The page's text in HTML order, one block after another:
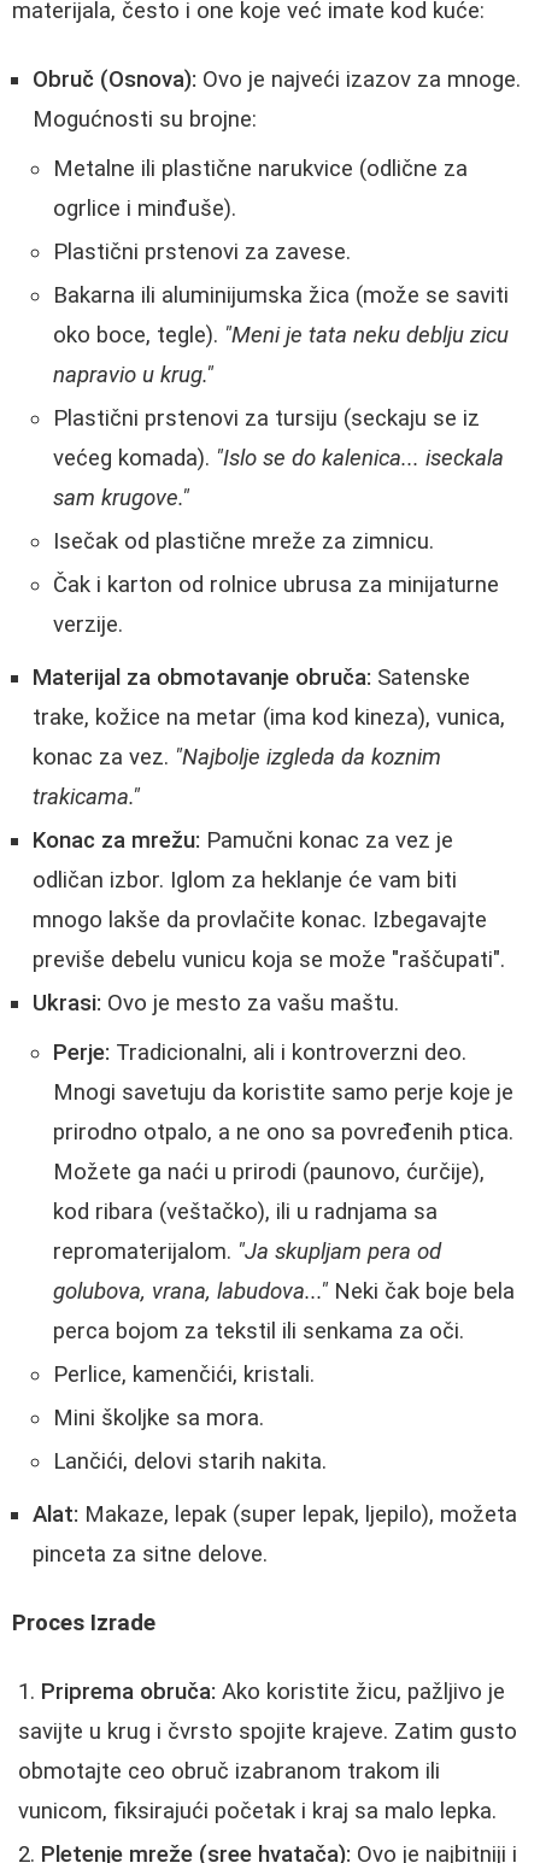
materijala, često i one koje već imate kod kuće:
Obruč (Osnova): Ovo je najveći izazov za mnoge.
Mogućnosti su brojne:
Metalne ili plastične narukvice (odlične za
ogrlice i minđuše).
Plastični prstenovi za zavese.
Bakarna ili aluminijumska žica (može se saviti
oko boce, tegle). "Meni je tata neku deblju zicu
napravio u krug."
Plastični prstenovi za tursiju (seckaju se iz
većeg komada). "Islo se do kalenica... iseckala
sam krugove."
Isečak od plastične mreže za zimnicu.
Čak i karton od rolnice ubrusa za minijaturne
verzije.
Materijal za obmotavanje obruča: Satenske
trake, kožice na metar (ima kod kineza), vunica,
konac za vez. "Najbolje izgleda da koznim
trakicama."
Konac za mrežu: Pamučni konac za vez je
odličan izbor. Iglom za heklanje će vam biti
mnogo lakše da provlačite konac. Izbegavajte
previše debelu vunicu koja se može "raščupati".
Ukrasi: Ovo je mesto za vašu maštu.
Perje: Tradicionalni, ali i kontroverzni deo.
Mnogi savetuju da koristite samo perje koje je
prirodno otpalo, a ne ono sa povređenih ptica.
Možete ga naći u prirodi (paunovo, ćurčije),
kod ribara (veštačko), ili u radnjama sa
repromaterijalom. "Ja skupljam pera od
golubova, vrana, labudova..." Neki čak boje bela
perca bojom za tekstil ili senkama za oči.
Perlice, kamenčići, kristali.
Mini školjke sa mora.
Lančići, delovi starih nakita.
Alat: Makaze, lepak (super lepak, ljepilo), možeta
pinceta za sitne delove.
Proces Izrade
Priprema obruča: Ako koristite žicu, pažljivo je
savijte u krug i čvrsto spojite krajeve. Zatim gusto
obmotajte ceo obruč izabranom trakom ili
vunicom, fiksirajući početak i kraj sa malo lepka.
Pletenje mreže (sree hvatača): Ovo je najbitniji i